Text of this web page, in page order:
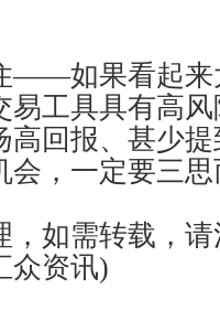
如果看起来
易工具具有高
高回报、甚少
会，一定要三
如需转载，请
众资讯)